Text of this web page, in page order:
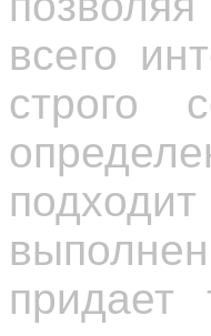
всего
строго
придает